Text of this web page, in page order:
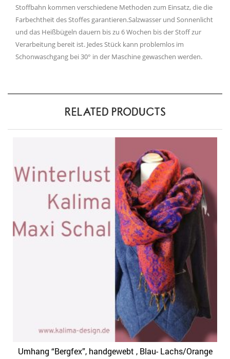
Stoffbahn kommen verschiedene Methoden zum Einsatz, die die
Farbechtheit des Stoffes garantieren.Salzwasser und Sonnenlicht
und das Heißbügeln dauern bis zu 6 Wochen bis der Stoff zur
Verarbeitung bereit ist. Jedes Stück kann problemlos im
Schonwaschgang bei 30° in der Maschine gewaschen werden.
RELATED PRODUCTS
Umhang “Bergfex”, handgewebt , Blau- Lachs/Orange